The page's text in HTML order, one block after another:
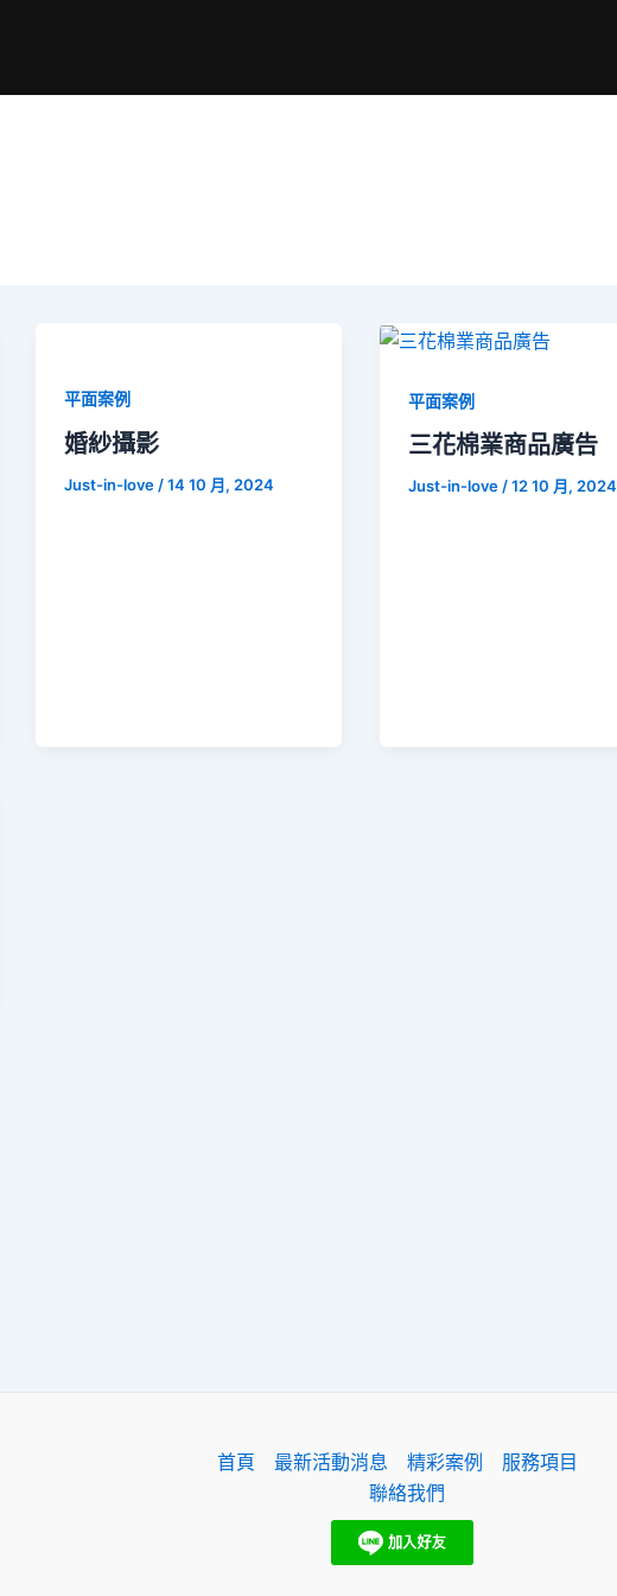
平面案例
婚紗攝影
Just-in-love /14 10 月, 2024
平面案例
‎三花棉業商品廣告
Just-in-love/12 10 月, 2024
首頁 最新活動消息 精彩案例
服務項目
聯絡我們